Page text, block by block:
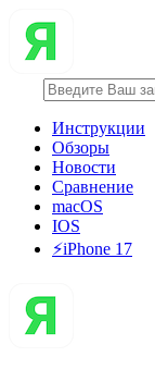
Инструкции
Обзоры
Новости
Сравнение
macOS
IOS
⚡️iPhone 17